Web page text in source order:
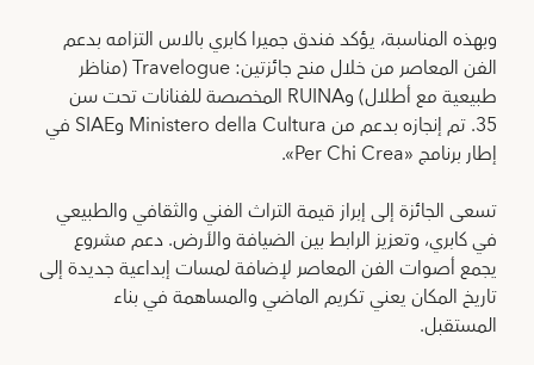
وبهذه المناسبة، يؤكد فندق جميرا كابري بالاس التزامه بدعم
الفن المعاصر من خلال منح جائزتين: Travelogue (مناظر
طبيعية مع أطلال) وRUINA المخصصة للفنانات تحت سن
35. تم إنجازه بدعم من Ministero della Cultura وSIAE في
إطار برنامج «Per Chi Crea».
تسعى الجائزة إلى إبراز قيمة التراث الفني والثقافي والطبيعي
في كابري، وتعزيز الرابط بين الضيافة والأرض. دعم مشروع
يجمع أصوات الفن المعاصر لإضافة لمسات إبداعية جديدة إلى
تاريخ المكان يعني تكريم الماضي والمساهمة في بناء
المستقبل.